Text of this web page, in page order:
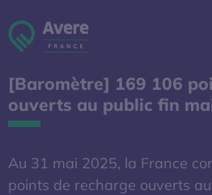
A DÉCOUVRIR
DEVENIR
[Baromètre] 169 106
ouverts au public fin
Au 31 mai 2025, la France
points de recharge ouverts